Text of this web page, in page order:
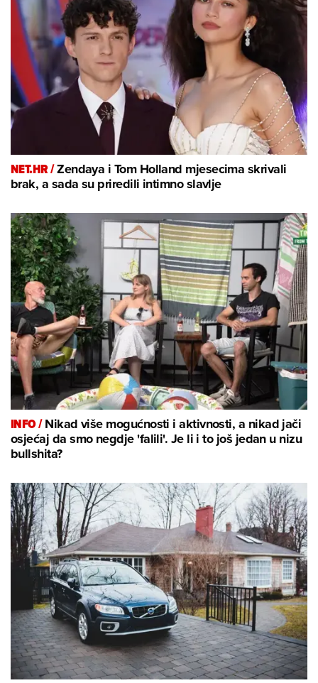
NET.HR /Zendaya i Tom Holland mjesecima skrivali
brak, a sada su priredili intimno slavlje
INFO /Nikad više mogućnosti i aktivnosti, a nikad jači
osjećaj da smo negdje 'falili'. Je li i to još jedan u nizu
bullshita?